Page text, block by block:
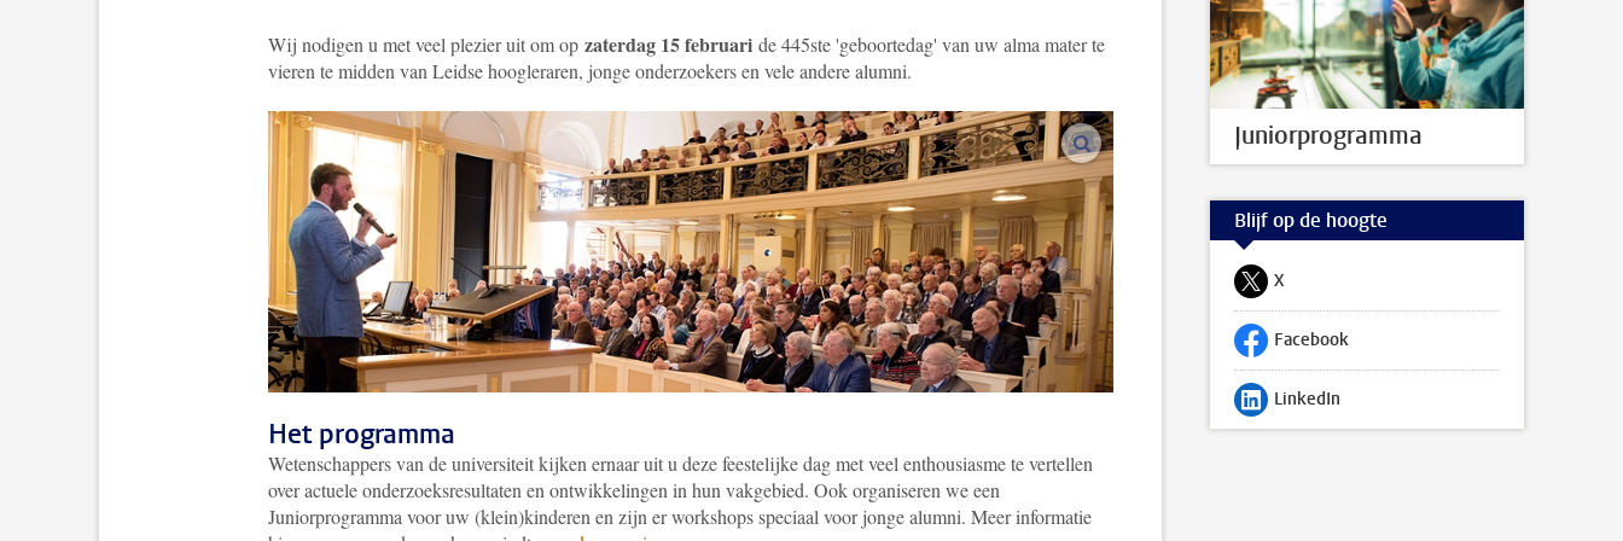
Wij nodigen u met veel plezier uit om op zaterdag 15 februari de 445ste 'geboortedag' van uw alma mater te
vieren te midden van Leidse hoogleraren, jonge onderzoekers en vele andere alumni.
vergroot afbeeldingen
Het programma
Wetenschappers van de universiteit kijken ernaar uit u deze feestelijke dag met veel enthousiasme te vertellen
over actuele onderzoeksresultaten en ontwikkelingen in hun vakgebied. Ook organiseren we een
Juniorprogramma voor uw (klein)kinderen en zijn er workshops speciaal voor jonge alumni. Meer informatie
Juniorprogramma
Blijf op de hoogte
Volg ons op
X
Volg ons op
Facebook
Volg ons op
LinkedIn